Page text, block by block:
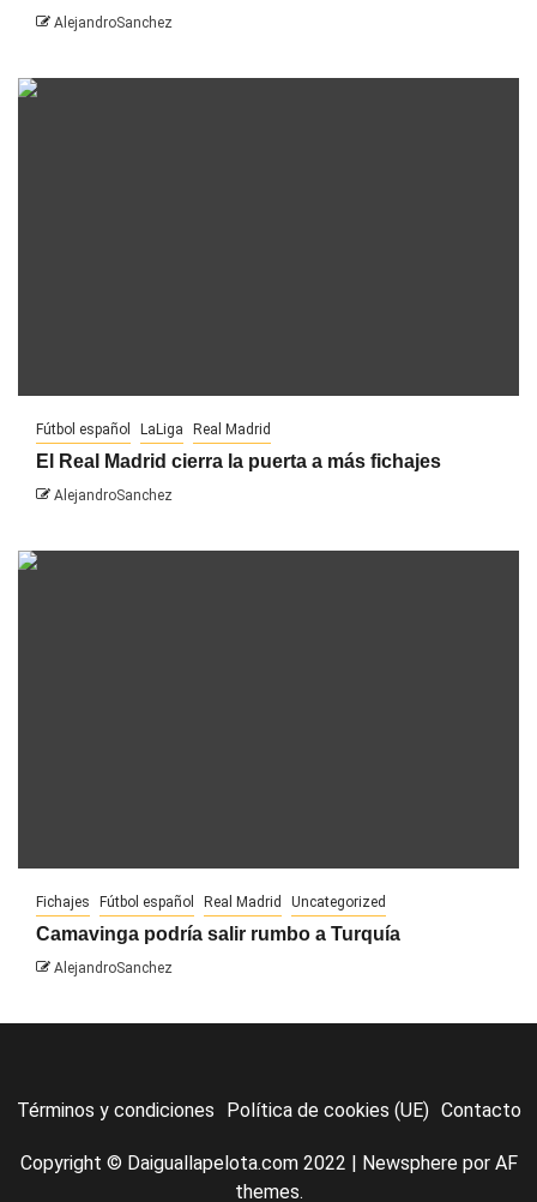
AlejandroSanchez
Fútbol español LaLiga Real Madrid
El Real Madrid cierra la puerta a más fichajes
AlejandroSanchez
Fichajes Fútbol español Real Madrid Uncategorized
Camavinga podría salir rumbo a Turquía
AlejandroSanchez
Términos y condiciones Política de cookies (UE) Contacto
Copyright © Daiguallapelota.com 2022 | Newspherepor AF
themes.